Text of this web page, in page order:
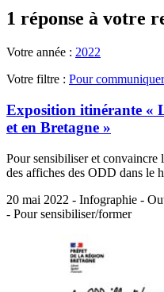
1 réponse à votre
Votre année : 2022
Votre filtre : Pour communiquer
Exposition itinérante «
et en Bretagne »
Pour sensibiliser et
des affiches des ODD dans le
20 mai 2022 - Infographie -
- Pour sensibiliser/former